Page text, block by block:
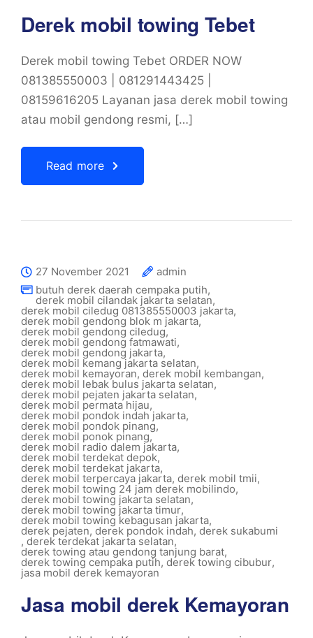
Derek mobil towing Tebet
Derek mobil towing Tebet ORDER NOW
081385550003 | 081291443425 |
08159616205 Layanan jasa derek mobil towing
atau mobil gendong resmi, […]
Read more
27 November 2021
admin
butuh derek daerah cempaka putih,
derek mobil cilandak jakarta selatan,
derek mobil ciledug 081385550003 jakarta,
derek mobil gendong blok m jakarta,
derek mobil gendong ciledug,
derek mobil gendong fatmawati,
derek mobil gendong jakarta,
derek mobil kemang jakarta selatan,
derek mobil kemayoran, derek mobil kembangan,
derek mobil lebak bulus jakarta selatan,
derek mobil pejaten jakarta selatan,
derek mobil permata hijau,
derek mobil pondok indah jakarta,
derek mobil pondok pinang,
derek mobil ponok pinang,
derek mobil radio dalem jakarta,
derek mobil terdekat depok,
derek mobil terdekat jakarta,
derek mobil terpercaya jakarta, derek mobil tmii,
derek mobil towing 24 jam derek mobilindo,
derek mobil towing jakarta selatan,
derek mobil towing jakarta timur,
derek mobil towing kebagusan jakarta,
derek pejaten, derek pondok indah, derek sukabumi
, derek terdekat jakarta selatan,
derek towing atau gendong tanjung barat,
derek towing cempaka putih, derek towing cibubur,
jasa mobil derek kemayoran
Jasa mobil derek Kemayoran